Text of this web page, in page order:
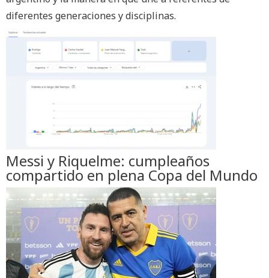
diferentes generaciones y disciplinas.
Messi y Riquelme: cumpleaños
compartido en plena Copa del Mundo